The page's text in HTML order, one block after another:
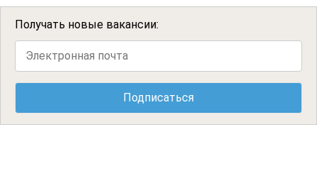
Получать новые вакансии: